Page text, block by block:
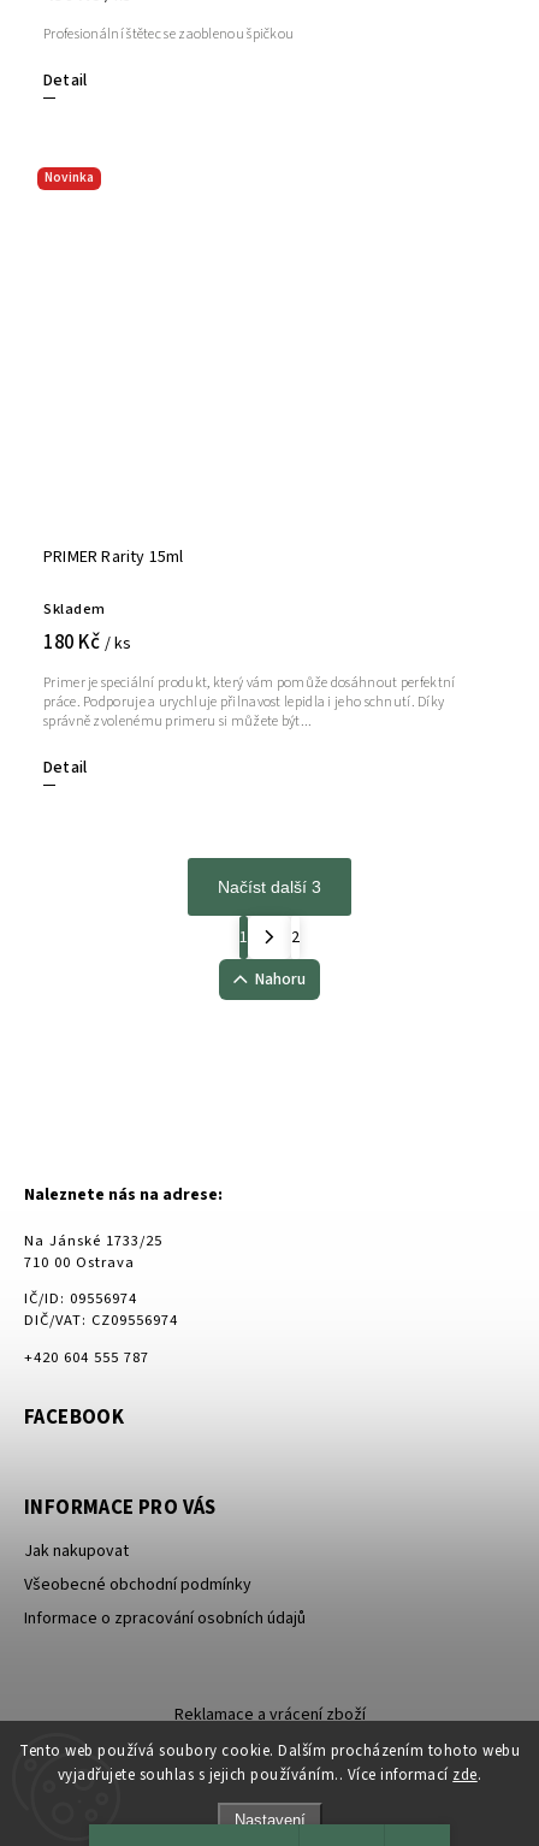
Tento web používá soubory cookie. Dalším procházením tohoto webu
vyjadřujete souhlas s jejich používáním.. Více informací zde.
Nastavení
Detail
Profesionální štětec se zaoblenou špičkou
Novinka
PRIMER Rarity 15ml
Skladem
180 Kč / ks
Detail
Primer je speciální produkt, který vám pomůže dosáhnout perfektní
práce. Podporuje a urychluje přilnavost lepidla i jeho schnutí. Díky
správně zvolenému primeru si můžete být...
Načíst další 3
1
2
Nahoru
Naleznete nás na adrese:
Na Jánské 1733/25
710 00 Ostrava
IČ/ID: 09556974
DIČ/VAT: CZ09556974
+420 604 555 787
FACEBOOK
INFORMACE PRO VÁS
Jak nakupovat
Všeobecné obchodní podmínky
Informace o zpracování osobních údajů
Reklamace a vrácení zboží